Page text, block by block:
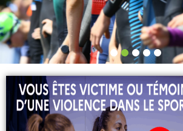
WEEK-END FEMININ